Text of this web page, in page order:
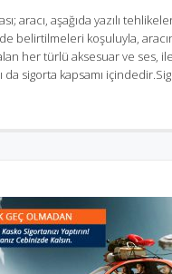
aracı, aşağıda yazılı
belirtilmeleri koşuluyla,
her türlü aksesuar ve ses,
da sigorta kapsamı